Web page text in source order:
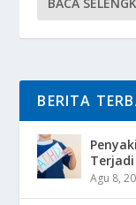
BERITA
Agu 8,